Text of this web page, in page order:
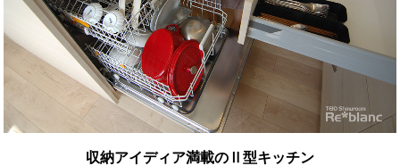
収納アイディア満載のⅡ型キッチン